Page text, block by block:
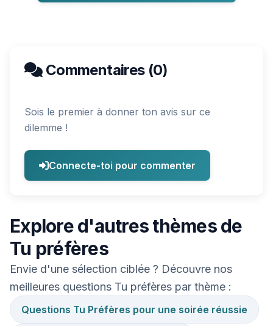
Commentaires (0)
Sois le premier à donner ton avis sur ce
dilemme !
Connecte-toi pour commenter
Explore d'autres thèmes de
Tu préfères
Envie d'une sélection ciblée ? Découvre nos
meilleures questions Tu préfères par thème :
Questions Tu Préfères pour une soirée réussie